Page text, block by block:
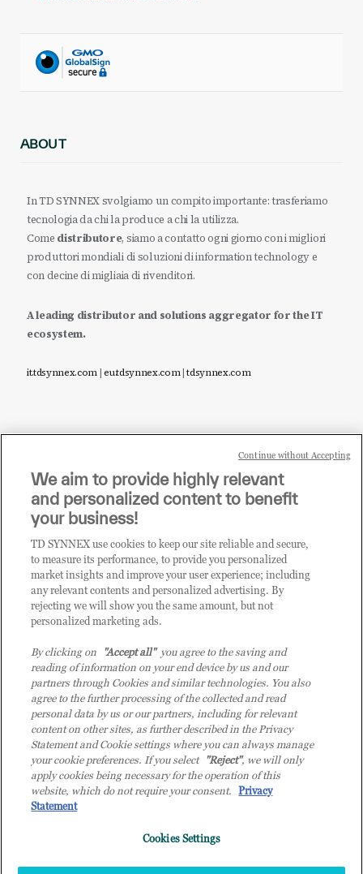
ABOUT
In TD SYNNEX svolgiamo un compito importante: trasferiamo
tecnologia da chi la produce a chi la utilizza.
Come distributore, siamo a contatto ogni giorno con i migliori
produttori mondiali di soluzioni di information technology e
con decine di migliaia di rivenditori.
A leading distributor and solutions aggregator for the IT
ecosystem.
it.tdsynnex.com|eu.tdsynnex.com|tdsynnex.com
Sei un rivenditore di tecnologia e desideri acquistare
i prodotti o le soluzioni trattate sul blog?
CLICCA QUI E DIVENTA
CLIENTE TD SYNNEX
© 2026 TD SYNNEX Italy S.r.l. - Sede legale: via Luigi Russolo 9, 20138 Milano
(MI) - Numero di iscrizione al Registro delle Imprese di Milano e Codice Fiscale:
07092780159 - P.IVA: 07092780159 - Eur 12.569.000,00 i.v - TD SYNNEX e TD
in altri Paesi. Società a socio unico soggetta all’attività di direzione e coordinamento
We aim to provide highly relevant
and personalized content to benefit
your business!
TD SYNNEX use cookies to keep our site reliable and secure,
to measure its performance, to provide you personalized
market insights and improve your user experience; including
any relevant contents and personalized advertising. By
rejecting we will show you the same amount, but not
personalized marketing ads.
By clicking on "Accept all"you agree to the saving and
reading of information on your end device by us and our
partners through Cookies and similar technologies. You also
agree to the further processing of the collected and read
personal data by us or our partners, including for relevant
content on other sites, as further described in the Privacy
Statement and Cookie settings where you can always manage
your cookie preferences. If you select "Reject", we will only
apply cookies being necessary for the operation of this
website, which do not require your consent. Privacy
Statement
Cookies Settings
Continue without Accepting